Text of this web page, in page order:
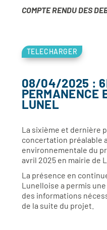
COMPTE RENDU DES
TELECHARGER
08/04/2025 :
PERMANENCE
LUNEL
La sixième et dernière
concertation préalable
environnementale du
avril 2025 en mairie de
La présence en
Lunelloise a permis
des informations
de la suite du projet.